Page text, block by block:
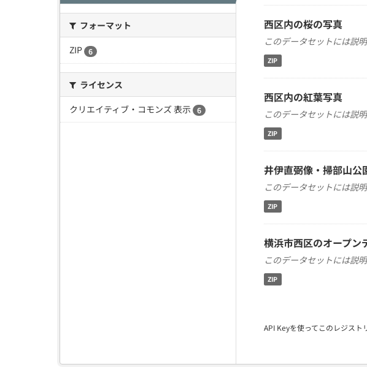
フォーマット
ZIP 6
ライセンス
クリエイティブ・コモンズ 表示 6
西区内の桜の写真
このデータセットには説
ZIP
西区内の紅葉写真
このデータセットには説
ZIP
井伊直弼像・掃部山公
このデータセットには説
ZIP
横浜市西区のオープン
このデータセットには説
ZIP
API Keyを使ってこのレジスト